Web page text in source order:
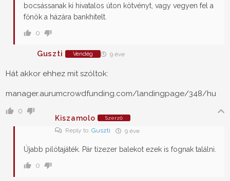
bocsássanak ki hivatalos úton kötvényt, vagy vegyen fel a
főnök a házára bankhitelt.
0
Guszti Vendég 9 éve
Hát akkor ehhez mit szóltok:
manager.aurumcrowdfunding.com/landingpage/348/hu
0
Kiszamolo
Szerző
Reply to Guszti 9 éve
Újabb pilótajáték. Pár tízezer balekot ezek is fognak találni.
0